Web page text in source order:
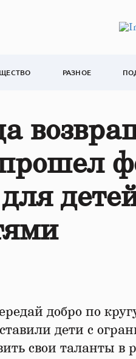
РАЗНОЕ
для
добро по
дети с
свои таланты